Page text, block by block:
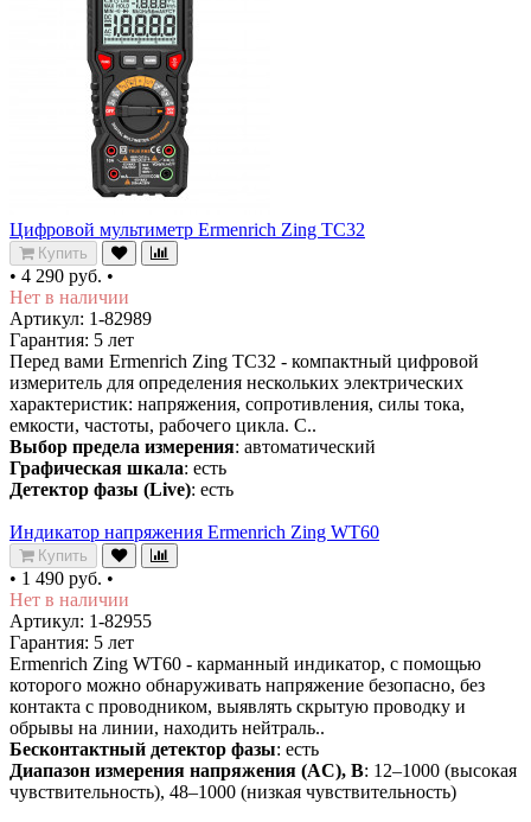
Цифровой мультиметр Ermenrich Zing TC32
Купить
• 4 290 руб. •
Нет в наличии
Артикул: 1-82989
Гарантия: 5 лет
Перед вами Ermenrich Zing TC32 - компактный цифровой
измеритель для определения нескольких электрических
характеристик: напряжения, сопротивления, силы тока,
емкости, частоты, рабочего цикла. С..
Выбор предела измерения: автоматический
Графическая шкала: есть
Детектор фазы (Live): есть
Индикатор напряжения Ermenrich Zing WT60
Купить
• 1 490 руб. •
Нет в наличии
Артикул: 1-82955
Гарантия: 5 лет
Ermenrich Zing WT60 - карманный индикатор, с помощью
которого можно обнаруживать напряжение безопасно, без
контакта с проводником, выявлять скрытую проводку и
обрывы на линии, находить нейтраль..
Бесконтактный детектор фазы: есть
Диапазон измерения напряжения (AC), В: 12–1000 (высокая
чувствительность), 48–1000 (низкая чувствительность)